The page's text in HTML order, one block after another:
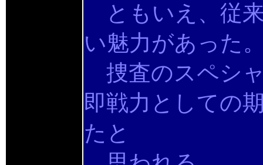
ともいえ、従
い魅力があった
捜査のスペシ
即戦力としての
たと